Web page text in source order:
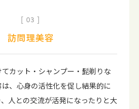
03
訪問理美容
カット・シャンプー・髭剃りな
、心身の活性化を促し結果的に
人との交流が活発になったりと大